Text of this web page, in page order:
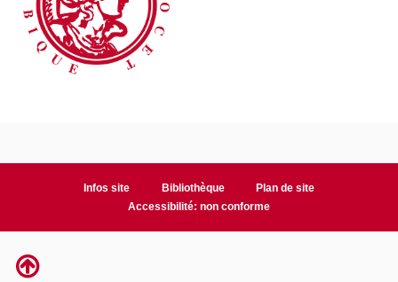
Infos site Bibliothèque
Plan de site
Accessibilité: non conforme